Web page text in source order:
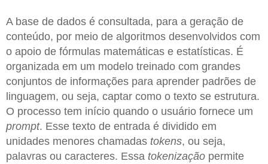
A base de dados é consultada, para a geração de
conteúdo, por meio de algoritmos desenvolvidos com
o apoio de fórmulas matemáticas e estatísticas. É
organizada em um modelo treinado com grandes
conjuntos de informações para aprender padrões de
linguagem, ou seja, captar como o texto se estrutura.
O processo tem início quando o usuário fornece um
prompt. Esse texto de entrada é dividido em
unidades menores chamadas tokens, ou seja,
palavras ou caracteres. Essa tokenização permite